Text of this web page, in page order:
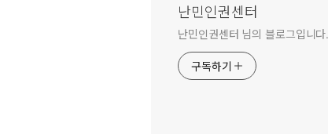
난민인권센터
난민인권센터 님의 블로그입니다.
구독하기